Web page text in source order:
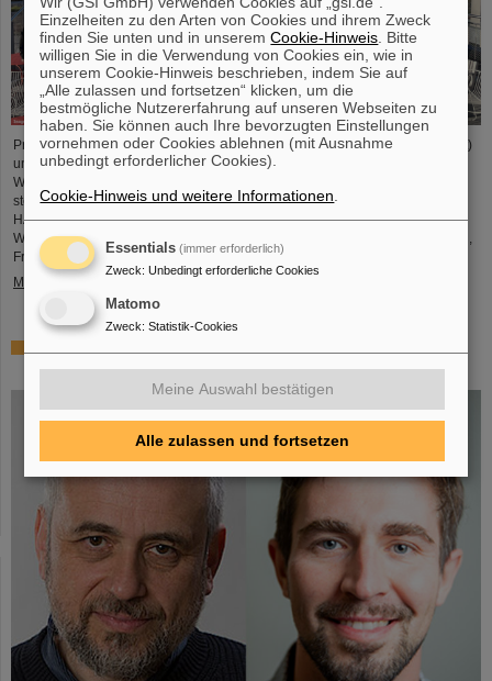
Professor Joachim Stroth (GSI und Institut für Kernphysik, Goethe-Universität)
und Dr. Pavel Tlusty (Institut für Kernphysik, Tschechische Akademie der
Wissenschaften) wurden als HADES-Kollaborationssprecher und
stellvertretender Sprecher für die nächste Amtszeit von drei Jahren gewählt.
HADES ist eine internationale Kollaboration, an der fast 150
Wissenschaftler*innen aus Deutschland, der Tschechischen Republik, Polen,
Frankreich, Schweden, Portugal und Zypern beteiligt sind.
Mehr »
Zwei GSI/FAIR-Themen unter den Finalisten bei „Falling
Walls“
Einzelheiten zu den Arten von Cookies und ihrem Zweck
finden Sie unten und in unseremCookie-Hinweis . Bitte
willigen Sie in die Verwendung von Cookies ein, wie in
unserem Cookie-Hinweis beschrieben, indem Sie auf
„Alle zulassen und fortsetzen“ klicken, um die
bestmögliche Nutzererfahrung auf unseren Webseiten zu
haben. Sie können auch Ihre bevorzugten Einstellungen
vornehmen oder Cookies ablehnen (mit Ausnahme
unbedingt erforderlicher Cookies).
Cookie-Hinweis und weitere Informationen
Essentials (immer erforderlich)
Zweck: Unbedingt erforderliche Cookies
Matomo
Zweck: Statistik-Cookies
Meine Auswahl bestätigen
Alle zulassen und fortsetzen